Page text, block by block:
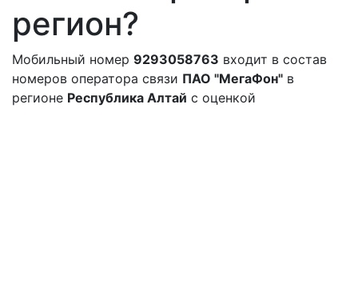
регион?
Мобильный номер 9293058763 входит в состав
номеров оператора связи ПАО "МегаФон" в
регионе Республика Алтай с оценкой